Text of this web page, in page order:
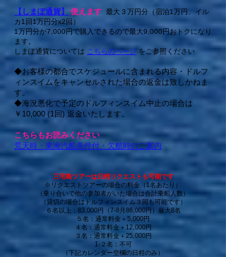
【 しまぽ通貨】 使えます 最大３万円分（宿泊1万円、イル
カ1回1万円分x2回）
​1万円分が7,000円で購入できるので最大9,000円おトクになり
ます。
しまぽ通貨については こちらのページ をご参照ください
◆お客様の都合でスケジュールに含まれる内容・ドルフ
ィンスイムをキャンセルされた場合の返金は致しかねま
す。
◆海況悪化で予定のドルフィンスイム中止の場合は
￥10,000 (1回) 返金いたします。
こちらもお読みください
​荒天時・東海汽船条件付・欠航時のご案内
三宅島ツアーは日程リクエストも可能です
※リクエストツアーの場合の料金（1名あたり）
​（乗り合いで他の参加者がいた場合は合計乗船人数）
​（貸切の場合はドルフィンスイム３回も可能です）
６名以上：83,000円（7-8月86,000円）最大8名
５名：通常料金＋5,000円
４名：通常料金＋12,000円
３名：通常料金＋25,000円
1-２名：不可
（下記カレンダー空欄の日程のみ）